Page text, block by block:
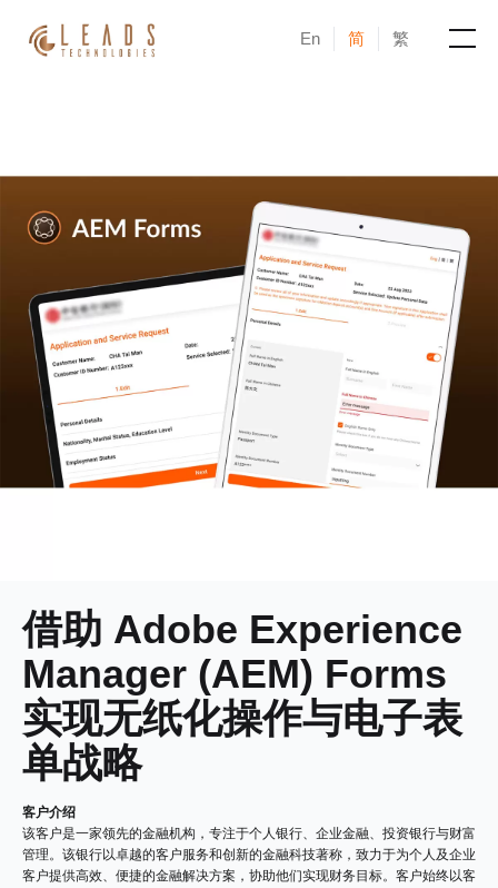
En 简 繁
成功案例
新闻与活动
博客
关于凝新
借助 Adobe Experience
Manager (AEM) Forms
实现无纸化操作与电子表
单战略
客户介绍
该客户是一家领先的金融机构，专注于个人银行、企业金融、投资银行与财富
管理。该银行以卓越的客户服务和创新的金融科技著称，致力于为个人及企业
客户提供高效、便捷的金融解决方案，协助他们实现财务目标。客户始终以客